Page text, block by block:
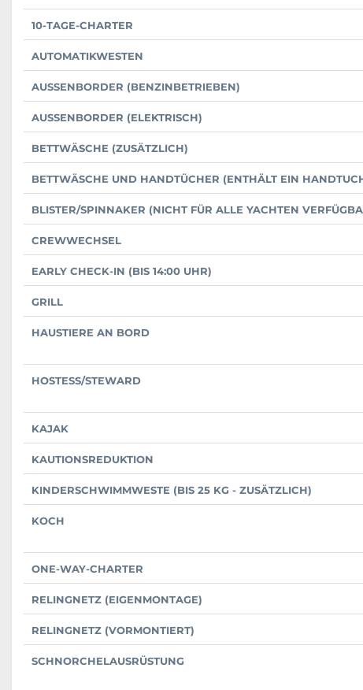
10-TAGE-CHARTER
AUTOMATIKWESTEN
AUSSENBORDER (BENZINBETRIEBEN)
AUSSENBORDER (ELEKTRISCH)
BETTWÄSCHE (ZUSÄTZLICH)
BETTWÄSCHE UND HANDTÜCHER (ENTHÄLT EIN
BLISTER/SPINNAKER (NICHT FÜR ALLE YACHTEN
CREWWECHSEL
EARLY CHECK-IN (BIS 14:00 UHR)
GRILL
HAUSTIERE AN BORD
HOSTESS/STEWARD
KAJAK
KAUTIONSREDUKTION
KINDERSCHWIMMWESTE (BIS 25 KG - ZUSÄTZLICH)
KOCH
ONE-WAY-CHARTER
RELINGNETZ (EIGENMONTAGE)
RELINGNETZ (VORMONTIERT)
SCHNORCHELAUSRÜSTUNG